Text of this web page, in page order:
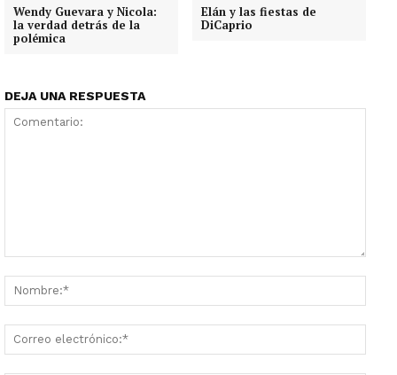
Wendy Guevara y Nicola:
la verdad detrás de la
polémica
Elán y las fiestas de
DiCaprio
DEJA UNA RESPUESTA